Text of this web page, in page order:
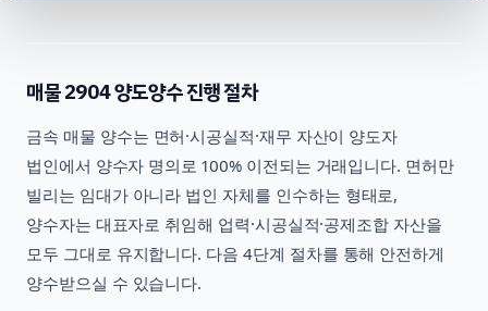
매물2904양도양수 진행 절차
금속 매물 양수는 면허·시공실적·재무 자산이 양도자
법인에서 양수자 명의로 100% 이전되는 거래입니다. 면허만
빌리는 임대가 아니라 법인 자체를 인수하는 형태로,
양수자는 대표자로 취임해 업력·시공실적·공제조합 자산을
모두 그대로 유지합니다. 다음 4단계 절차를 통해 안전하게
양수받으실 수 있습니다.